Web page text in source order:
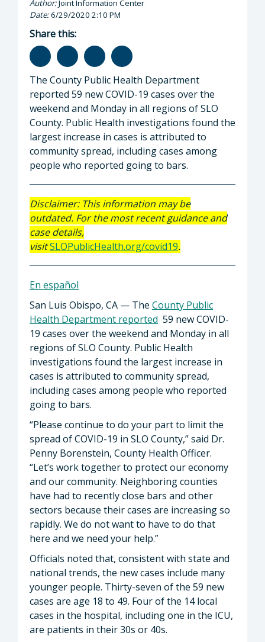
Author:Joint Information Center
Date:6/29/2020 2:10 PM
Share this:
The County Public Health Department
reported 59 new COVID-19 cases over the
weekend and Monday in all regions of SLO
County. Public Health investigations found the
largest increase in cases is attributed to
community spread, including cases among
people who reported going to bars.
Disclaimer: This information may be
outdated. For the most recent guidance and
case details,
visitSLOPublicHealth.org/covid19.
En español
San Luis Obispo, CA — The County Public
Health Department reported 59 new COVID-
19 cases over the weekend and Monday in all
regions of SLO County. Public Health
investigations found the largest increase in
cases is attributed to community spread,
including cases among people who reported
going to bars.
“Please continue to do your part to limit the
spread of COVID-19 in SLO County,” said Dr.
Penny Borenstein, County Health Officer.
“Let’s work together to protect our economy
and our community. Neighboring counties
have had to recently close bars and other
sectors because their cases are increasing so
rapidly. We do not want to have to do that
here and we need your help.”
Officials noted that, consistent with state and
national trends, the new cases include many
younger people. Thirty-seven of the 59 new
cases are age 18 to 49. Four of the 14 local
cases in the hospital, including one in the ICU,
are patients in their 30s or 40s.